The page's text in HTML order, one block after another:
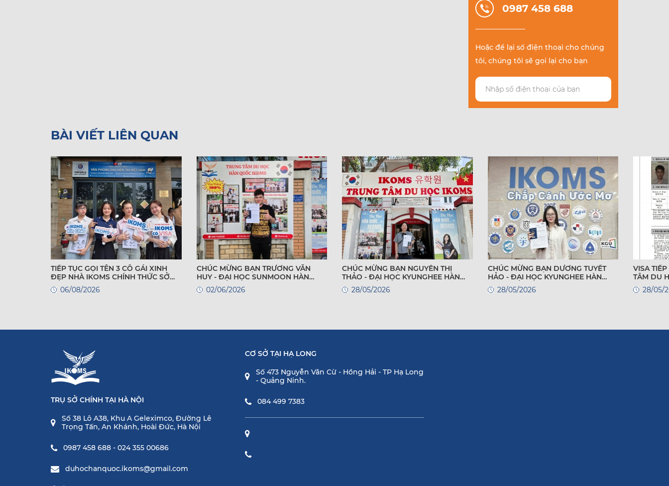
0987 458 688
Hoặc để lại số điện thoại cho chúng
tôi, chúng tôi sẽ gọi lại cho bạn
BÀI VIẾT LIÊN QUAN
TIẾP TỤC GỌI TÊN 3 CÔ GÁI XINH
ĐẸP NHÀ IKOMS CHÍNH THỨC SỞ
HỮU VISA DU HỌC HÀN QUỐC!
06/08/2026
CHÚC MỪNG BẠN TRƯƠNG VĂN
HUY - ĐẠI HỌC SUNMOON HÀN
QUỐC
02/06/2026
CHÚC MỪNG BẠN NGUYỄN THỊ
THẢO - ĐẠI HỌC KYUNGHEE HÀN
QUỐC
28/05/2026
CHÚC MỪNG BẠN DƯƠNG TUYẾT
HẢO - ĐẠI HỌC KYUNGHEE HÀN
QUỐC
28/05/2026
VISA TIẾP
TÂM DU
28/05/
TRỤ SỞ CHÍNH TẠI HÀ NỘI
Số 38 Lô A38, Khu A Geleximco, Đường Lê
Trọng Tấn, An Khánh, Hoài Đức, Hà Nội
0987 458 688 - 024 355 00686
duhochanquoc.ikoms@gmail.com
CƠ SỞ TẠI HẠ LONG
Số 473 Nguyễn Văn Cừ - Hồng Hải - TP Hạ Long
- Quảng Ninh.
084 499 7383